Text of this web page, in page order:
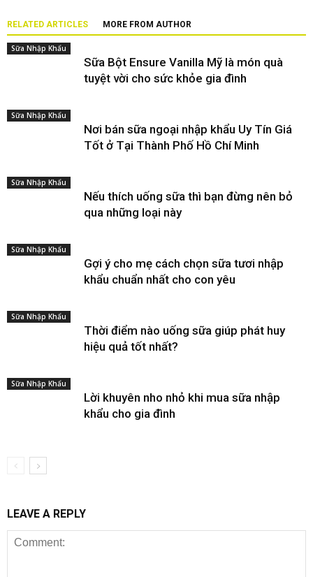
RELATED ARTICLES MORE FROM AUTHOR
Sữa Nhập Khẩu
Sữa Bột Ensure Vanilla Mỹ là món quà
tuyệt vời cho sức khỏe gia đình
Sữa Nhập Khẩu
Nơi bán sữa ngoại nhập khẩu Uy Tín Giá
Tốt ở Tại Thành Phố Hồ Chí Minh
Sữa Nhập Khẩu
Nếu thích uống sữa thì bạn đừng nên bỏ
qua những loại này
Sữa Nhập Khẩu
Gợi ý cho mẹ cách chọn sữa tươi nhập
khẩu chuẩn nhất cho con yêu
Sữa Nhập Khẩu
Thời điểm nào uống sữa giúp phát huy
hiệu quả tốt nhất?
Sữa Nhập Khẩu
Lời khuyên nho nhỏ khi mua sữa nhập
khẩu cho gia đình
LEAVE A REPLY